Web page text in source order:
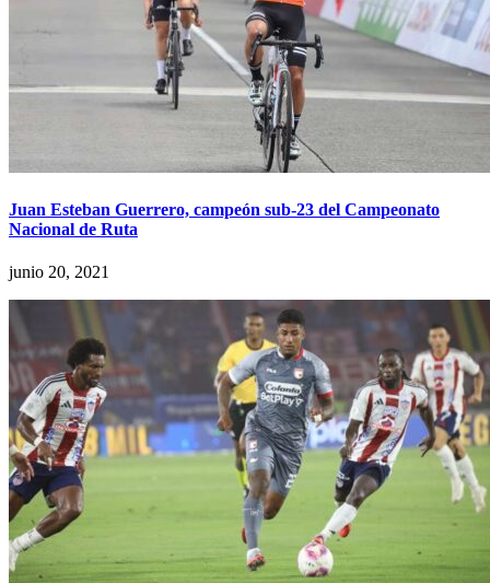
Juan Esteban Guerrero, campeón sub-23 del Campeonato
Nacional de Ruta
junio 20, 2021